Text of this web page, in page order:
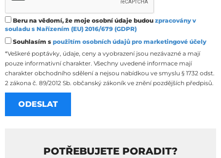
Beru na vědomí, že moje osobní údaje budou zpracovány v
souladu s Nařízením (EU) 2016/679 (GDPR)
Souhlasím s použitím osobních údajů pro marketingové účely
*Veškeré poptávky, údaje, ceny a vyobrazení jsou nezávazné a mají
pouze informativní charakter. Všechny uvedené informace mají
charakter obchodního sdělení a nejsou nabídkou ve smyslu § 1732 odst.
2 zákona č. 89/2012 Sb. občanský zákoník ve znění pozdějších předpisů.
POTŘEBUJETE PORADIT?